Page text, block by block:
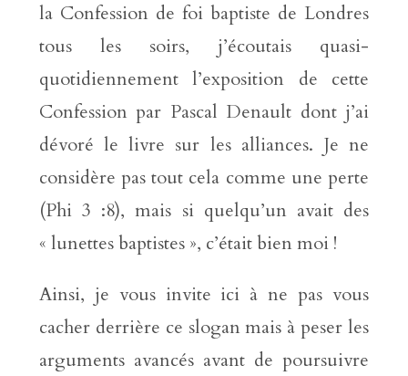
la Confession de foi baptiste de Londres
tous les soirs, j’écoutais quasi-
quotidiennement l’exposition de cette
Confession par Pascal Denault dont j’ai
dévoré le livre sur les alliances. Je ne
considère pas tout cela comme une perte
(Phi 3 :8), mais si quelqu’un avait des
« lunettes baptistes », c’était bien moi !
Ainsi, je vous invite ici à ne pas vous
cacher derrière ce slogan mais à peser les
arguments avancés avant de poursuivre